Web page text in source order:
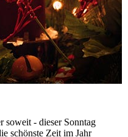
soweit - dieser Sonntag
schönste Zeit im Jahr